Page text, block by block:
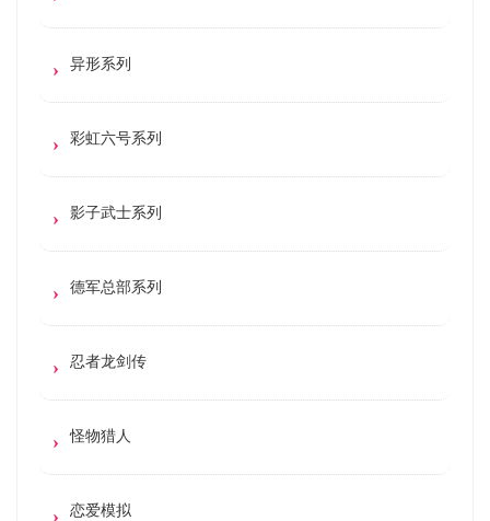
异形系列
彩虹六号系列
影子武士系列
德军总部系列
忍者龙剑传
怪物猎人
恋爱模拟